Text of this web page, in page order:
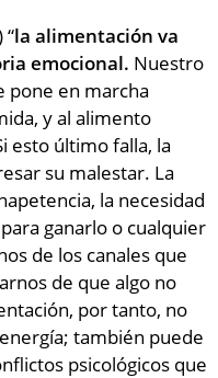
la alimentación va
emocional. Nuestro
pone en marcha
y al alimento
esto último falla, la
su malestar. La
la necesidad
ganarlo o cualquier
de los canales que
de que algo no
por tanto, no
también puede
psicológicos que